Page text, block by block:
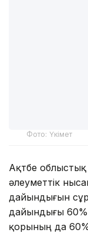
Фото: Үкімет
Ақтөбе
әлеуметтік
дайындығын
дайындығы
қорының да 60%